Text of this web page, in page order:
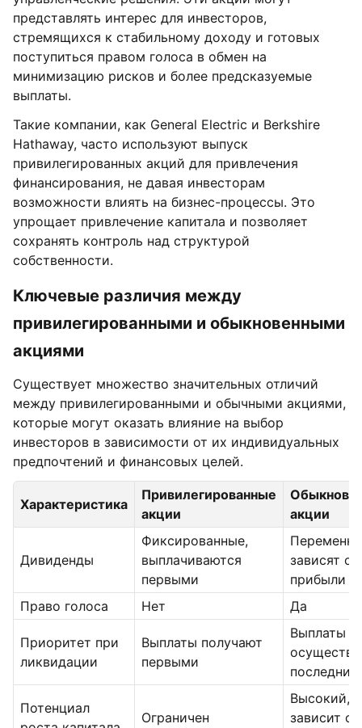
представлять интерес для инвесторов,
стремящихся к стабильному доходу и готовых
поступиться правом голоса в обмен на
минимизацию рисков и более предсказуемые
выплаты.
Такие компании, как General Electric и Berkshire
Hathaway, часто используют выпуск
привилегированных акций для привлечения
финансирования, не давая инвесторам
возможности влиять на бизнес-процессы. Это
упрощает привлечение капитала и позволяет
сохранять контроль над структурой
собственности.
Ключевые различия между
привилегированными и обыкновенными
акциями
Существует множество значительных отличий
между привилегированными и обычными акциями,
которые могут оказать влияние на выбор
инвесторов в зависимости от их индивидуальных
предпочтений и финансовых целей.
Характеристика
Привилегированные
акции
акции
Дивиденды
Фиксированные,
выплачиваются
первыми
зависят от
прибыли
Право голоса
Нет Да
Приоритет при
ликвидации
Выплаты получают
первыми
Выплаты
Потенциал
Ограничен
Высокий,
зависит от